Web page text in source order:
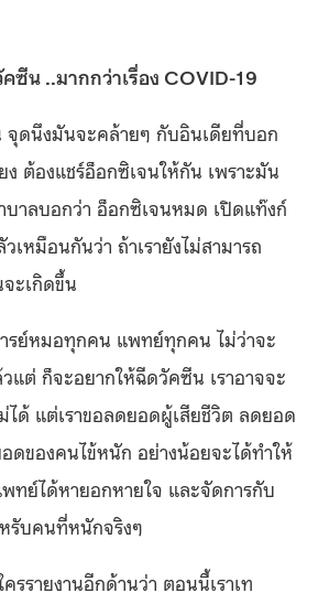
ซีน ..มากกว่าเรื่อง COVID-19
จุดนึงมันจะคล้ายๆ กับอินเดียที่บอก
ง ต้องแชร์อ็อกซิเจนให้กัน เพราะมัน
บาลบอกว่า อ็อกซิเจนหมด เปิดแท๊งก์
เหมือนกันว่า ถ้าเรายังไม่สามารถ
ะเกิดขึ้น
รย์หมอทุกคน แพทย์ทุกคน ไม่ว่าจะ
แต่ ก็จะอยากให้ฉีดวัคซีน เราอาจจะ
ได้ แต่เราขอลดยอดผู้เสียชีวิต ลดยอด
ดของคนไข้หนัก อย่างน้อยจะได้ทำให้
ทย์ได้หายอกหายใจ และจัดการกับ
รับคนที่หนักจริงๆ
รายงานอีกด้านว่า ตอนนี้เราเท